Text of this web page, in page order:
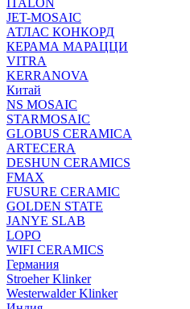
ITALON
JET-MOSAIC
АТЛАС КОНКОРД
КЕРАМА МАРАЦЦИ
VITRA
KERRANOVA
Китай
NS MOSAIC
STARMOSAIC
GLOBUS CERAMICA
ARTECERA
DESHUN CERAMICS
FMAX
FUSURE CERAMIC
GOLDEN STATE
JANYE SLAB
LOPO
WIFI CERAMICS
Германия
Stroeher Klinker
Westerwalder Klinker